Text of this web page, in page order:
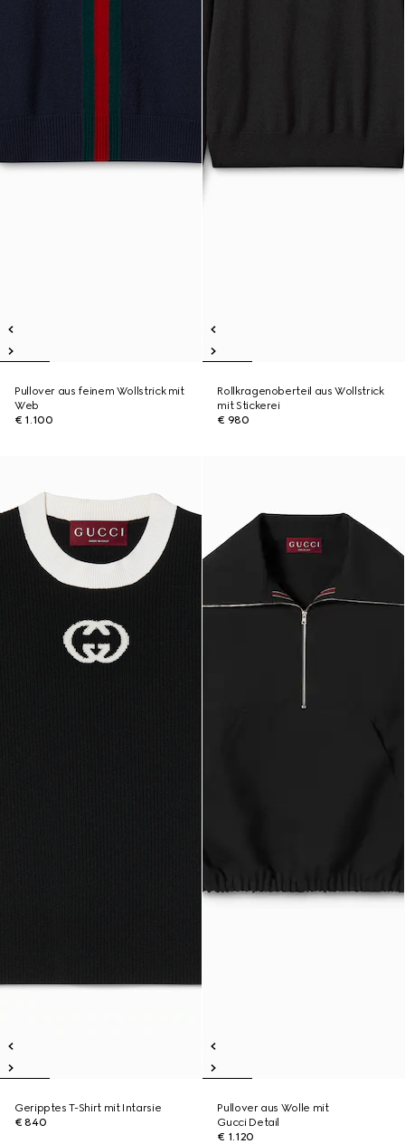
Pullover aus feinem Wollstrick mit
Web
€ 1.100
Rollkragenoberteil aus Wollstrick
mit Stickerei
€ 980
Geripptes T-Shirt mit Intarsie
€ 840
Pullover aus Wolle mit
Gucci Detail
€ 1.120